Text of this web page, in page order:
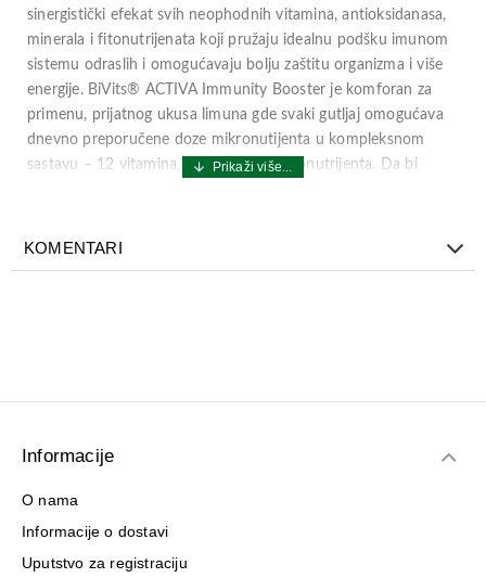
sinergistički efekat svih neophodnih vitamina, antioksidanasa,
minerala i fitonutrijenata koji pružaju idealnu podšku imunom
sistemu odraslih i omogućavaju bolju zaštitu organizma i više
energije. BiVits® ACTIVA Immunity Booster je komforan za
primenu, prijatnog ukusa limuna gde svaki gutljaj omogućava
dnevno preporučene doze mikronutijenta u kompleksnom
sastavu – 12 vitamina, 9 minerala i 3 fitonutrijenta. Da bi
uzima dugoročno.
KOMENTARI
Informacije
O nama
Informacije o dostavi
Uputstvo za registraciju